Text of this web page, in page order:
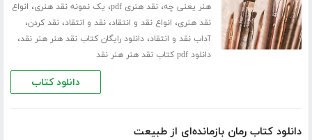
هنر یعنی چه،نقد هنری pdf ، یک نمونه نقد هنری، انواع
نقد هنری، انواع نقد و انتقاد،نقد و انتقاد،نقد کردن،
آداب نقد و انتقاد،دانلود رایگان کتاب نقد هنر هنر نقد،
دانلود pdf کتاب نقد هنر هنر نقد
دانلود کتاب
دانلود کتاب رمان بازمانده‌ای از طبیعت